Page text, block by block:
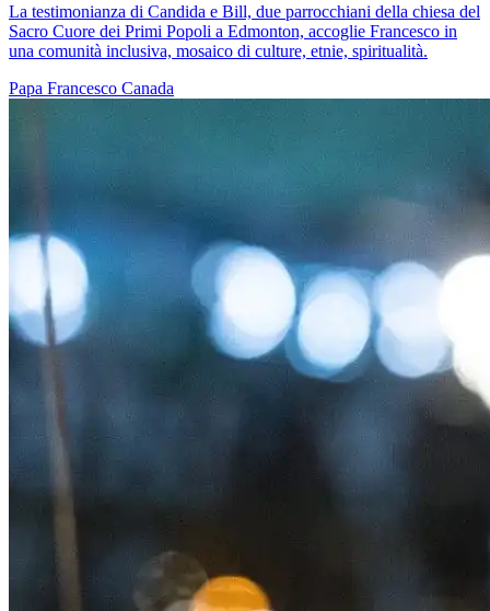
La testimonianza di Candida e Bill, due parrocchiani della chiesa del
Sacro Cuore dei Primi Popoli a Edmonton, accoglie Francesco in
una comunità inclusiva, mosaico di culture, etnie, spiritualità.
Papa Francesco Canada